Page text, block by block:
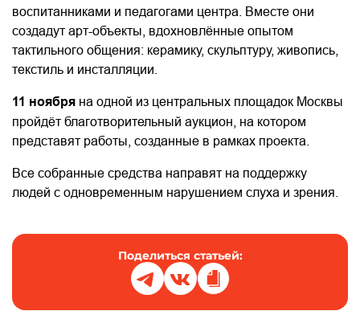
воспитанниками и педагогами центра. Вместе они
создадут арт-объекты, вдохновлённые опытом
тактильного общения: керамику, скульптуру, живопись,
текстиль и инсталляции.
11 ноября на одной из центральных площадок Москвы
пройдёт благотворительный аукцион, на котором
представят работы, созданные в рамках проекта.
Все собранные средства направят на поддержку
людей с одновременным нарушением слуха и зрения.
Поделиться статьей: